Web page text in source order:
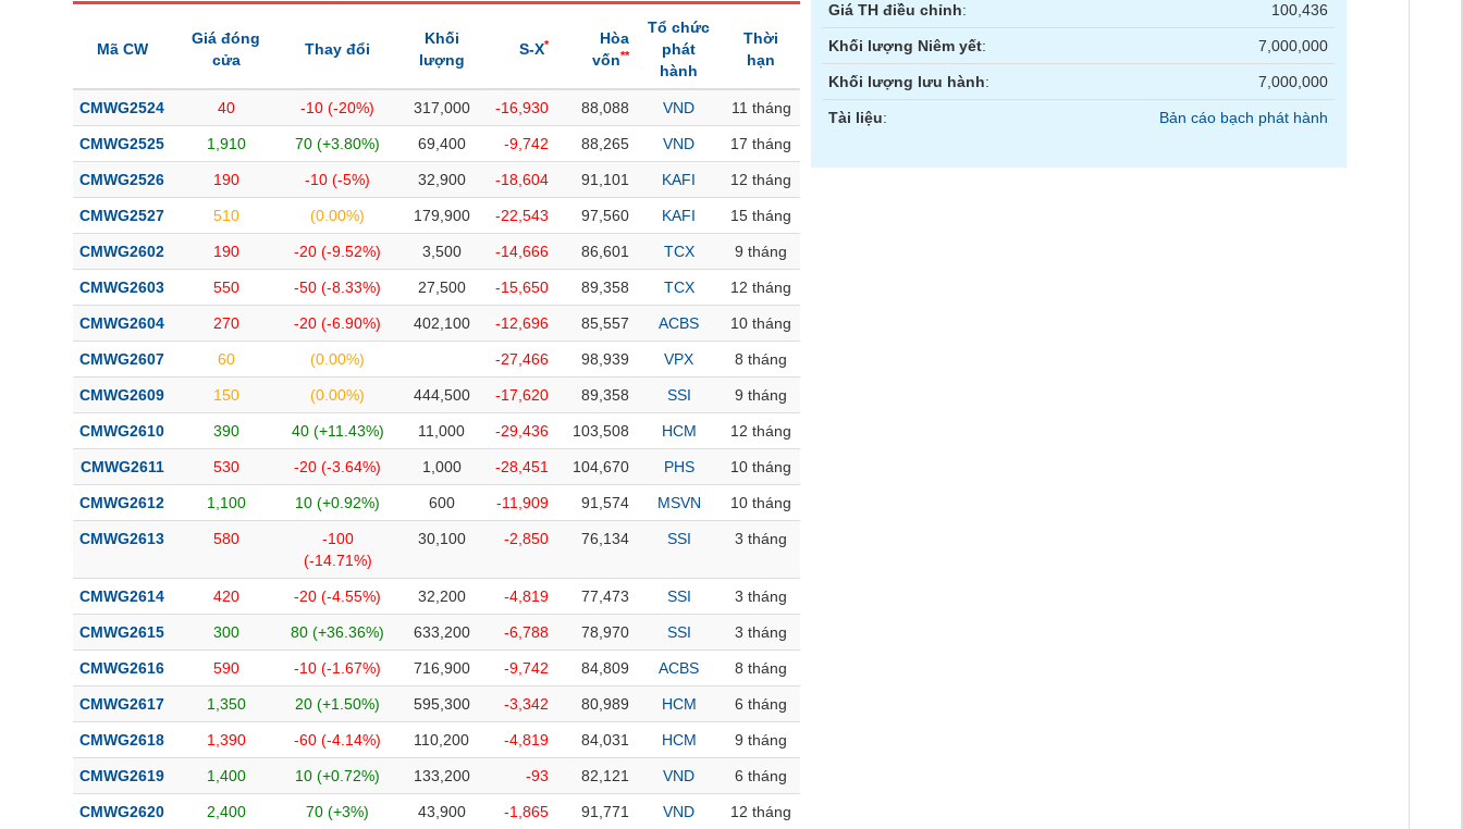
Mã CW
Giá đóng
cửa
Thay đổi
Khối
lượng
S-X*
Hòa
vốn**
Tổ chức
phát
hành
Thời
hạn
CMWG2524 40 -10 (-20%) 317,000 -16,930 88,088 VND 11 tháng
CMWG2525 1,910 70 (+3.80%) 69,400 -9,742 88,265 VND 17 tháng
CMWG2526 190 -10 (-5%) 32,900 -18,604 91,101 KAFI 12 tháng
CMWG2527 510 (0.00%) 179,900 -22,543 97,560 KAFI 15 tháng
CMWG2602 190 -20 (-9.52%) 3,500 -14,666 86,601 TCX 9 tháng
CMWG2603 550 -50 (-8.33%) 27,500 -15,650 89,358 TCX 12 tháng
CMWG2604 270 -20 (-6.90%) 402,100 -12,696 85,557 ACBS 10 tháng
CMWG2607 60 (0.00%) -27,466 98,939 VPX 8 tháng
CMWG2609 150 (0.00%) 444,500 -17,620 89,358 SSI 9 tháng
CMWG2610 390 40 (+11.43%) 11,000 -29,436 103,508 HCM 12 tháng
CMWG2611 530 -20 (-3.64%) 1,000 -28,451 104,670 PHS 10 tháng
CMWG2612 1,100 10 (+0.92%) 600 -11,909 91,574 MSVN 10 tháng
CMWG2613 580
-100
(-14.71%)
30,100 -2,850 76,134 SSI 3 tháng
CMWG2614 420 -20 (-4.55%) 32,200 -4,819 77,473 SSI 3 tháng
CMWG2615 300 80 (+36.36%) 633,200 -6,788 78,970 SSI 3 tháng
CMWG2616 590 -10 (-1.67%) 716,900 -9,742 84,809 ACBS 8 tháng
CMWG2617 1,350 20 (+1.50%) 595,300 -3,342 80,989 HCM 6 tháng
CMWG2618 1,390 -60 (-4.14%) 110,200 -4,819 84,031 HCM 9 tháng
CMWG2619 1,400 10 (+0.72%) 133,200 -93 82,121 VND 6 tháng
CMWG2620 2,400 70 (+3%) 43,900 -1,865 91,771 VND 12 tháng
Giá TH điều chỉnh: 100,436
Khối lượng Niêm yết: 7,000,000
Khối lượng lưu hành: 7,000,000
Tài liệu: Bản cáo bạch phát hành
Bài viết của tác giả(-)
Báo cáo phân tích
Thuật ngữ(-)
Dịch vụ(-)
Đào tạo
Sách tài chính
Công cụ đầu tư
Truyền thông tài chính